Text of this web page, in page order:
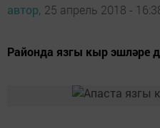
автор, 25 апрель 2018 -
Районда язгы кыр эшләре